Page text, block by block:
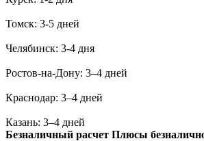
Томск: 3-5 дней
Челябинск: 3-4 дня
Ростов-на-Дону: 3–4 дней
Краснодар: 3–4 дней
Казань: 3–4 дней
Безналичный расчет Плюсы